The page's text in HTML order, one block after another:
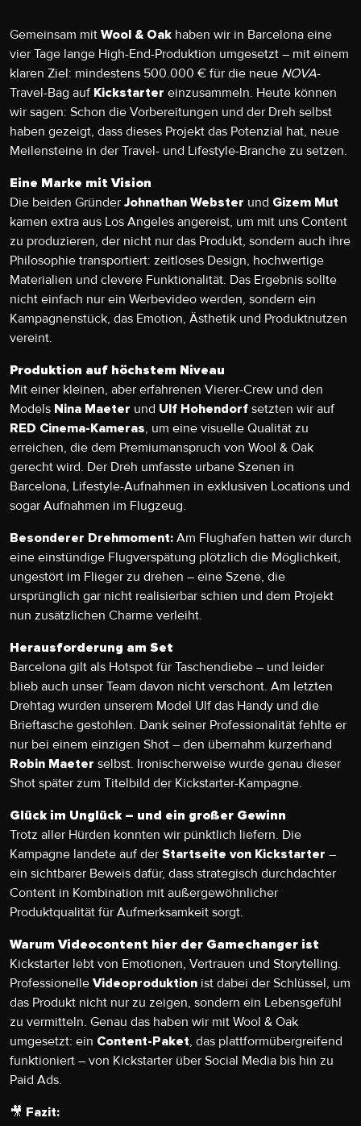
Gemeinsam mit Wool & Oak haben wir in Barcelona eine
vier Tage lange High-End-Produktion umgesetzt – mit einem
klaren Ziel: mindestens 500.000 € für die neue NOVA-
Travel-Bag auf Kickstarter einzusammeln. Heute können
wir sagen: Schon die Vorbereitungen und der Dreh selbst
haben gezeigt, dass dieses Projekt das Potenzial hat, neue
Meilensteine in der Travel- und Lifestyle-Branche zu setzen.
Eine Marke mit Vision
Die beiden Gründer Johnathan Webster und Gizem Mut
kamen extra aus Los Angeles angereist, um mit uns Content
zu produzieren, der nicht nur das Produkt, sondern auch ihre
Philosophie transportiert: zeitloses Design, hochwertige
Materialien und clevere Funktionalität. Das Ergebnis sollte
nicht einfach nur ein Werbevideo werden, sondern ein
Kampagnenstück, das Emotion, Ästhetik und Produktnutzen
vereint.
Produktion auf höchstem Niveau
Mit einer kleinen, aber erfahrenen Vierer-Crew und den
Models Nina Maeter und Ulf Hohendorf setzten wir auf
RED Cinema-Kameras, um eine visuelle Qualität zu
erreichen, die dem Premiumanspruch von Wool & Oak
gerecht wird. Der Dreh umfasste urbane Szenen in
Barcelona, Lifestyle-Aufnahmen in exklusiven Locations und
sogar Aufnahmen im Flugzeug.
Besonderer Drehmoment: Am Flughafen hatten wir durch
eine einstündige Flugverspätung plötzlich die Möglichkeit,
ungestört im Flieger zu drehen – eine Szene, die
ursprünglich gar nicht realisierbar schien und dem Projekt
nun zusätzlichen Charme verleiht.
Herausforderung am Set
Barcelona gilt als Hotspot für Taschendiebe – und leider
blieb auch unser Team davon nicht verschont. Am letzten
Drehtag wurden unserem Model Ulf das Handy und die
Brieftasche gestohlen. Dank seiner Professionalität fehlte er
nur bei einem einzigen Shot – den übernahm kurzerhand
Robin Maeter selbst. Ironischerweise wurde genau dieser
Shot später zum Titelbild der Kickstarter-Kampagne.
Glück im Unglück – und ein großer Gewinn
Trotz aller Hürden konnten wir pünktlich liefern. Die
Kampagne landete auf der Startseite von Kickstarter –
ein sichtbarer Beweis dafür, dass strategisch durchdachter
Content in Kombination mit außergewöhnlicher
Produktqualität für Aufmerksamkeit sorgt.
Warum Videocontent hier der Gamechanger ist
Kickstarter lebt von Emotionen, Vertrauen und Storytelling.
Professionelle Videoproduktion ist dabei der Schlüssel, um
das Produkt nicht nur zu zeigen, sondern ein Lebensgefühl
zu vermitteln. Genau das haben wir mit Wool & Oak
umgesetzt: ein Content-Paket, das plattformübergreifend
funktioniert – von Kickstarter über Social Media bis hin zu
Paid Ads.
🎥 Fazit: